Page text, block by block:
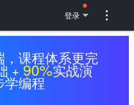
登录 
，课程体系更完
+90%实战演
学编程